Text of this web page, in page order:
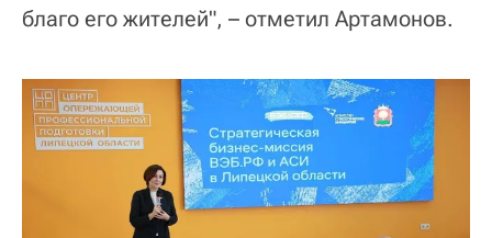
благо его жителей", – отметил Артамонов.